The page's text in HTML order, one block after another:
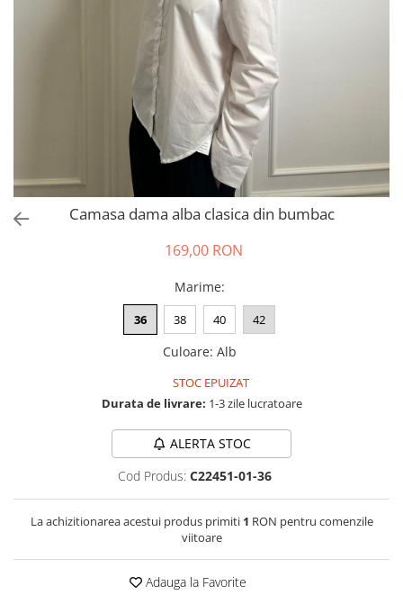
Camasa dama alba clasica din bumbac
169,00 RON
Marime:
36 38 40 42
Culoare: Alb
STOC EPUIZAT
Durata de livrare: 1-3 zile lucratoare
ALERTA STOC
Cod Produs: C22451-01-36
La achizitionarea acestui produs primiti 1 RON pentru comenzile
viitoare
Adauga la Favorite